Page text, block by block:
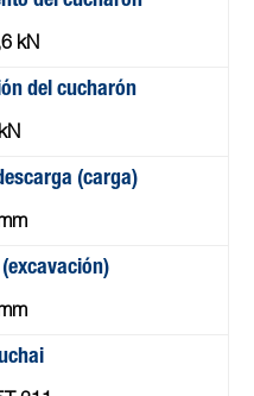
kN
del cucharón
(carga)